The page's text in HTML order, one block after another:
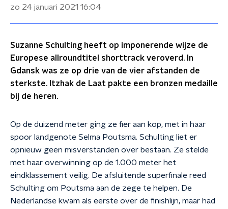
zo 24 januari 2021 16:04
Suzanne Schulting heeft op imponerende wijze de
Europese allroundtitel shorttrack veroverd. In
Gdansk was ze op drie van de vier afstanden de
sterkste. Itzhak de Laat pakte een bronzen medaille
bij de heren.
Op de duizend meter ging ze fier aan kop, met in haar
spoor landgenote Selma Poutsma. Schulting liet er
opnieuw geen misverstanden over bestaan. Ze stelde
met haar overwinning op de 1.000 meter het
eindklassement veilig. De afsluitende superfinale reed
Schulting om Poutsma aan de zege te helpen. De
Nederlandse kwam als eerste over de finishlijn, maar had